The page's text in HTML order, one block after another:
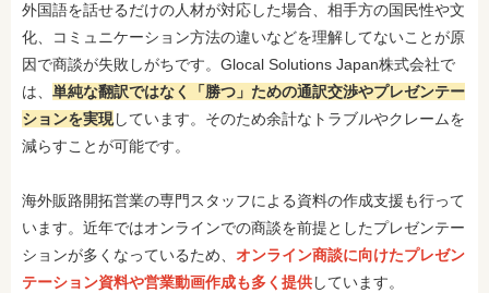
外国語を話せるだけの人材が対応した場合、相手方の国民性や文
化、コミュニケーション方法の違いなどを理解してないことが原
因で商談が失敗しがちです。Glocal Solutions Japan株式会社で
は、 単純な翻訳ではなく「勝つ」ための通訳交渉やプレゼンテー
ションを実現しています。そのため余計なトラブルやクレームを
減らすことが可能です。
海外販路開拓営業の専門スタッフによる資料の作成支援も行って
います。近年ではオンラインでの商談を前提としたプレゼンテー
ションが多くなっているため、 オンライン商談に向けたプレゼン
テーション資料や営業動画作成も多く提供しています。